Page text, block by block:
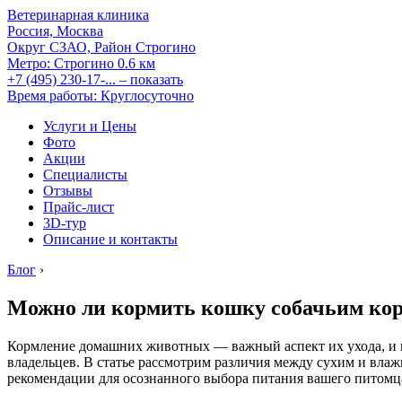
Ветеринарная клиника
Россия, Москва
Округ СЗАО, Район Строгино
Метро: Строгино 0.6 км
+7 (495) 230-17-... – показать
Время работы: Круглосуточно
Услуги и Цены
Фото
Акции
Специалисты
Отзывы
Прайс-лист
3D-тур
Описание и контакты
Блог ›
Можно ли кормить кошку собачьим
Кормление домашних животных — важный аспект их ухода, и
владельцев. В статье рассмотрим различия между сухим и
рекомендации для осознанного выбора питания вашего